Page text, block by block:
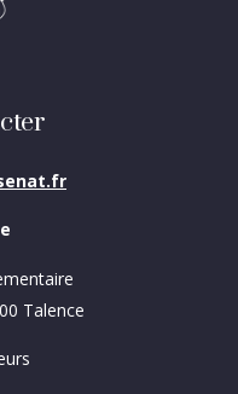
Talence